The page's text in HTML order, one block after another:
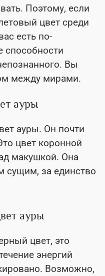
Поэтому, если
цвет среди
есть по-
Вы
между мирами.
ауры
ауры. Он почти
цвет коронной
макушкой. Она
сущим, за единство
ауры
цвет, это
энергий
Возможно,